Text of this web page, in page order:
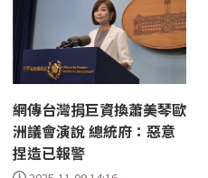
網傳台灣捐巨資換蕭美琴歐
洲議會演說 總統府：惡意
捏造已報警